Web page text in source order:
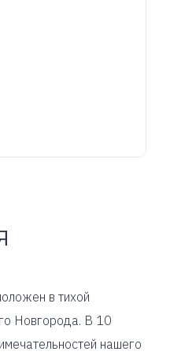
в тихой
Новгорода. В 10
нашего